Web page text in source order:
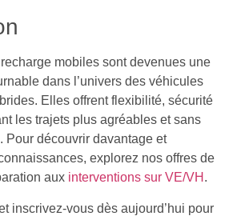
mobiles sont devenues une
dans l’univers des véhicules
Elles offrent flexibilité, sécurité
les trajets plus agréables et sans
Pour découvrir davantage et
explorez nos offres de
aux interventions sur VE/VH .
inscrivez-vous dès aujourd’hui pour